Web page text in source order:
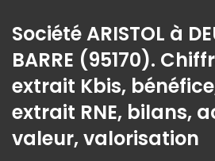
Société ARISTOL à
BARRE (95170).
extrait Kbis,
extrait RNE, bilans,
valeur, valorisation